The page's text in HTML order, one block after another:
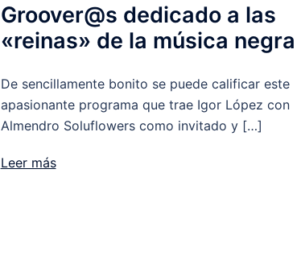
Groover@s dedicado a las
«reinas» de la música negra
De sencillamente bonito se puede calificar este
apasionante programa que trae Igor López con
Almendro Soluflowers como invitado y […]
Leer más